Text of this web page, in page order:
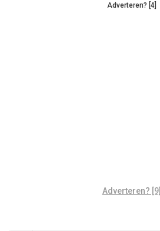
Adverteren? [4]
Adverteren? [9]